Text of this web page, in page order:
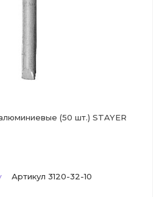
(50 шт.) STAYER
Артикул 3120-32-10